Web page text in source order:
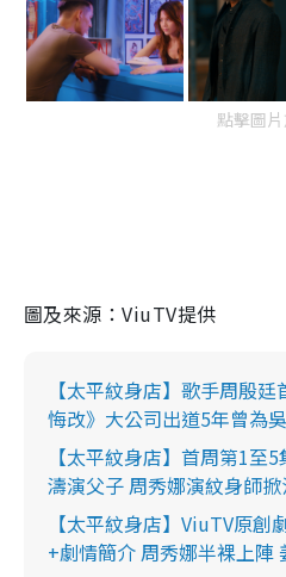
點擊圖
圖及來源：ViuTV提供
【太平紋身店】歌手周殷
悔改》大公司出道5年曾為
【太平紋身店】首周第1至
濤演父子 周秀娜演紋身師
【太平紋身店】ViuTV原
+劇情簡介 周秀娜半裸上陣